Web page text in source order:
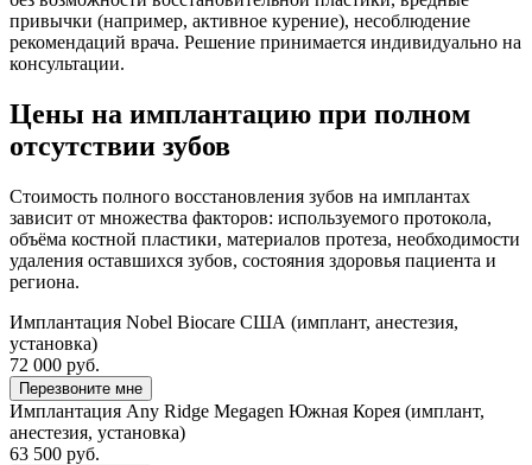
привычки (например, активное курение), несоблюдение
рекомендаций врача. Решение принимается индивидуально на
консультации.
Цены на имплантацию при полном
отсутствии зубов
Стоимость полного восстановления зубов на имплантах
зависит от множества факторов: используемого протокола,
объёма костной пластики, материалов протеза, необходимости
удаления оставшихся зубов, состояния здоровья пациента и
региона.
Имплантация Nobel Biocare США (имплант, анестезия,
установка)
72 000 руб.
Перезвоните мне
Имплантация Any Ridge Megagen Южная Корея (имплант,
анестезия, установка)
63 500 руб.